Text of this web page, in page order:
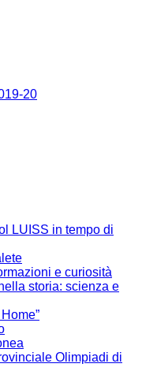
20
LUISS in tempo di
e curiosità
storia: scienza e
Olimpiadi di